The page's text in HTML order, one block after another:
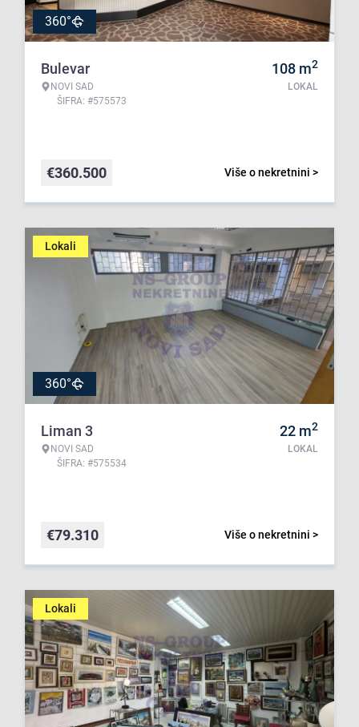
360°
Bulevar
NOVI SAD
ŠIFRA: #575573
108 m2
LOKAL
Više o nekretnini >
€360.500
Lokali
360°
Liman 3
NOVI SAD
ŠIFRA: #575534
22 m2
LOKAL
Više o nekretnini >
€79.310
Lokali